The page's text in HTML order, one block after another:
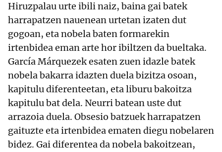
Hiruzpalau urte ibili naiz, baina gai batek
harrapatzen nauenean urtetan izaten dut
gogoan, eta nobela baten formarekin
irtenbidea eman arte hor ibiltzen da bueltaka.
García Márquezek esaten zuen idazle batek
nobela bakarra idazten duela bizitza osoan,
kapitulu diferenteetan, eta liburu bakoitza
kapitulu bat dela. Neurri batean uste dut
arrazoia duela. Obsesio batzuek harrapatzen
gaituzte eta irtenbidea ematen diegu nobelaren
bidez. Gai diferentea da nobela bakoitzean,